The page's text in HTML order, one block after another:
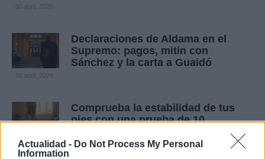
Actualidad - Do Not Process My Personal
Information
30 abril, 2026
Declaraciones de Aldama en el
Supremo: pagos, mitin con
Sánchez y la carta a Guaidó
30 abril, 2026
Comprueba la estabilidad de tus
pies con una prueba de 10
28 abril, 2026